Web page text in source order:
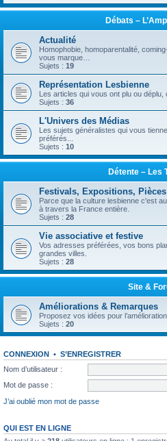
Débats –
Actualité
Homophobie, homoparentalité,
vous marque…
Sujets : 19
Représentation Lesbienne
Les articles qui vous ont plu ou
Sujets : 36
L'Univers des Médias
Les sujets généralistes qui vous
préférés...
Sujets : 10
Détente – Les
Festivals, Expositions,
Parce que la culture lesbienne c'est
à travers la France entière.
Sujets : 28
Vie associative et festive
Vos adresses préférées, vos bons
grandes villes.
Sujets : 28
Site &
Améliorations & Remarques
Proposez vos idées pour
Sujets : 20
CONNEXION • S’ENREGISTRER
Nom d’utilisateur :
Mot de passe :
J’ai oublié mon mot de passe
QUI EST EN LIGNE